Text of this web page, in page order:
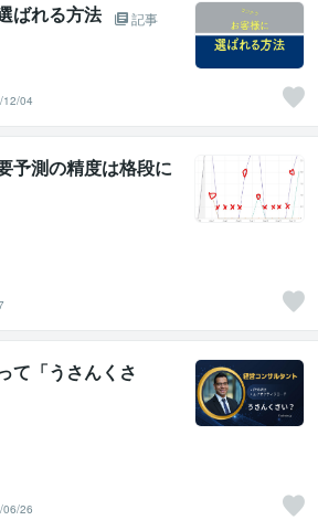
ばれる方法
記事
12/04
予測の精度は格段に
て「うさんくさ
06/26